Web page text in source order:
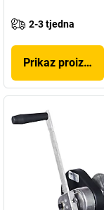
2-3 tjedna
Prikaz proizvoda